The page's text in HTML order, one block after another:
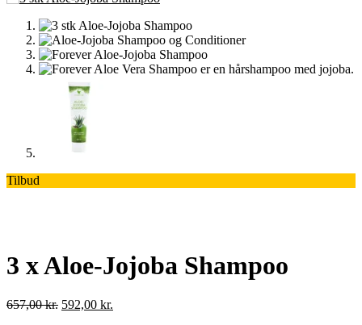
Tilbud
3 x Aloe-Jojoba Shampoo
657,00kr. Den
592,00 kr.